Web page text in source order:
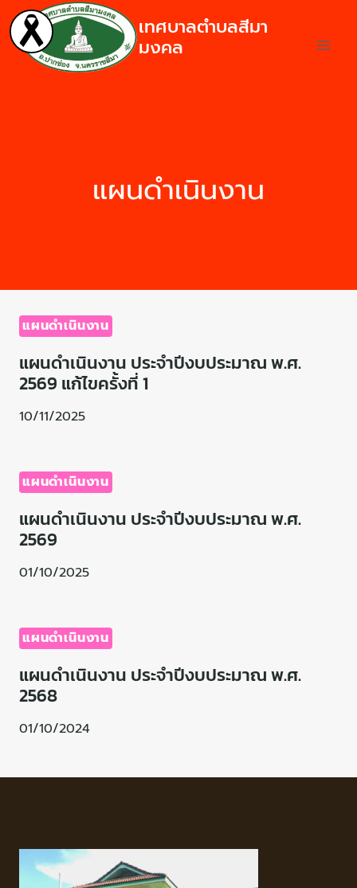
เทศบาลตำบลสีมา
มงคล
แผนดำเนินงาน
แผนดำเนินงาน
แผนดำเนินงาน ประจำปีงบประมาณ พ.ศ.
2569 แก้ไขครั้งที่ 1
10/11/2025
แผนดำเนินงาน
แผนดำเนินงาน ประจำปีงบประมาณ พ.ศ.
2569
01/10/2025
แผนดำเนินงาน
แผนดำเนินงาน ประจำปีงบประมาณ พ.ศ.
2568
01/10/2024